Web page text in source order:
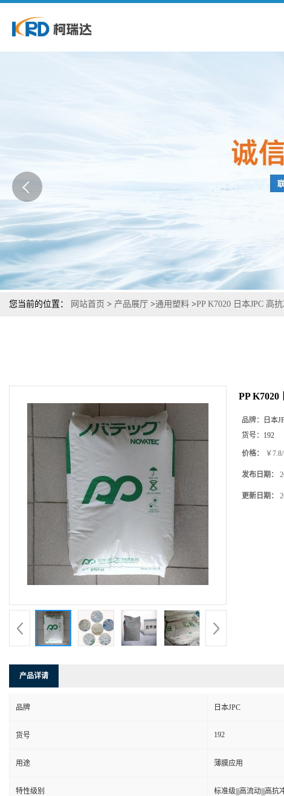
您当前的位置： 网站首页 > 产品展厅 >通用塑料 >PP K7020 日本JPC 高
PP K7020
品牌：
日本
货号： 192
价格： ￥
发布日期：
更新日期：
产品详请
品牌 日本JPC
货号 192
用途 薄膜应用
特性级别 标准级|||高流动|||高抗